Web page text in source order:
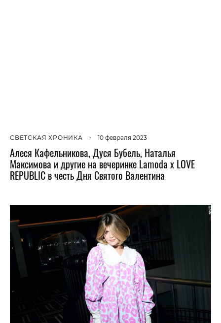
СВЕТСКАЯ ХРОНИКА • 10 февраля 2023
Алеся Кафельникова, Дуся Бубель, Наталья
Максимова и другие на вечеринке Lamoda x LOVE
REPUBLIC в честь Дня Святого Валентина